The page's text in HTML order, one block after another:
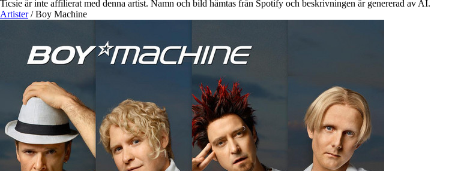
Ticsie är inte affilierat med denna artist. Namn och bild hämtas från Spotify och beskrivningen är genererad av AI.
Artister / Boy Machine